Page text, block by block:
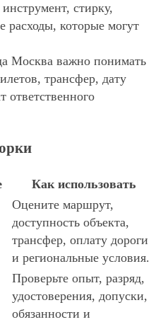
стирку,
расходы, которые могут
Москва важно понимать
трансфер, дату
ответственного
Как использовать
Оцените маршрут,
доступность объекта,
трансфер, оплату дороги
и региональные условия.
Проверьте опыт, разряд,
удостоверения, допуски,
обязанности и